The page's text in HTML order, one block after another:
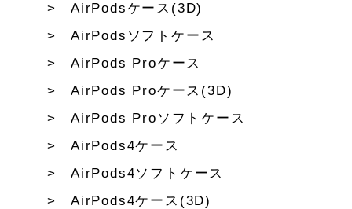
AirPodsケース(3D)
AirPodsソフトケース
AirPods Proケース
AirPods Proケース(3D)
AirPods Proソフトケース
AirPods4ケース
AirPods4ソフトケース
AirPods4ケース(3D)